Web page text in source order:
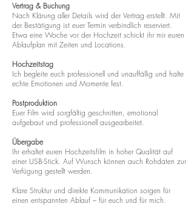
Vertrag & Buchung
Nach Klärung aller Details wird der Vertrag erstellt. Mit
der Bestätigung ist euer Termin verbindlich reserviert.
Etwa eine Woche vor der Hochzeit schickt ihr mir euren
Ablaufplan mit Zeiten und Locations.
Hochzeitstag
Ich begleite euch professionell und unauffällig und halte
echte Emotionen und Momente fest.
Postproduktion
Euer Film wird sorgfältig geschnitten, emotional
aufgebaut und professionell ausgearbeitet.
Übergabe
Ihr erhaltet euren Hochzeitsfilm in hoher Qualität auf
einer USB-Stick. Auf Wunsch können auch Rohdaten zur
Verfügung gestellt werden.
Klare Struktur und direkte Kommunikation sorgen für
einen entspannten Ablauf – für euch und für mich.